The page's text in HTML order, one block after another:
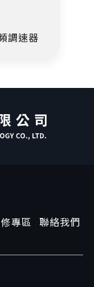
調速器
專區 聯絡我們